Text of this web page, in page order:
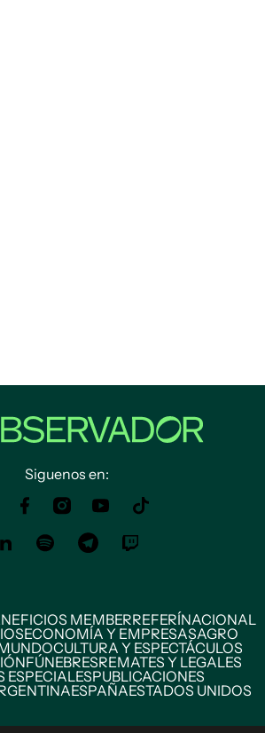
Siguenos en:
MEMBERREFERÍNACIONAL
ECONOMÍA Y EMPRESASAGRO
CULTURA Y ESPECTÁCULOS
FÚNEBRESREMATES Y LEGALES
ESPECIALESPUBLICACIONES
ESPAÑAESTADOS UNIDOS